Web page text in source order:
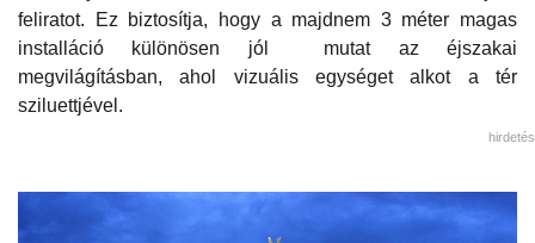
feliratot. Ez biztosítja, hogy a majdnem 3 méter magas
installáció különösen jól mutat az éjszakai
megvilágításban, ahol vizuális egységet alkot a tér
sziluettjével.
hirdetés